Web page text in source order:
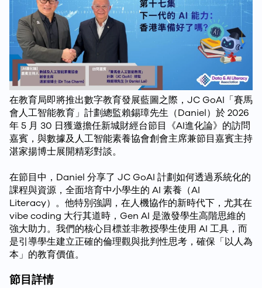
在教育局即將推出數字教育發展藍圖之際，JC GoAI「賽馬
會人工智能教育」計劃總監賴錫璋先生（Daniel）於 2026
年 5 月 30 日獲邀擔任新城財經台節目《AI進化論》的訪問
嘉賓，與數據及人工智能素養協會創會主席兼節目嘉賓主持
湛家揚博士展開精彩對談。
在節目中，Daniel 分享了 JC GoAI 計劃如何透過系統化的
課程與資源，全面培育中小學生的 AI 素養（AI
Literacy）。他特別強調，在人機協作的新時代下，尤其在
vibe coding 大行其道時，Gen AI 是激發學生高階思維的
強大助力。我們的核心目標並非教授學生使用 AI 工具，而
是引導學生建立正確的倫理觀與批判性思考，確保「以人為
本」的教育價值。
節目詳情